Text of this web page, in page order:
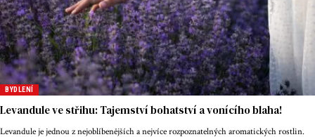
BYDLENÍ
Levandule ve střihu: Tajemství bohatství a vonícího blaha!
Levandule je jednou z nejoblíbenějších a nejvíce rozpoznatelných aromatických rostlin.